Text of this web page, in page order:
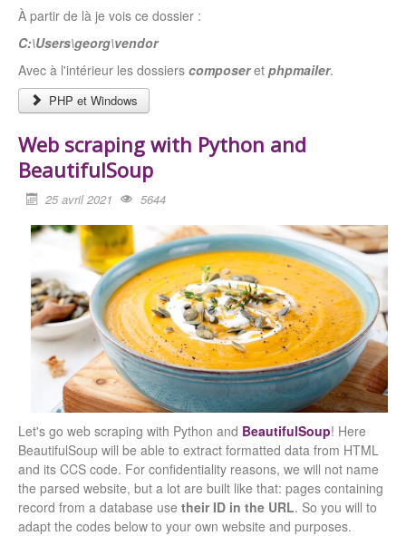
À partir de là je vois ce dossier :
C:\Users\georg\vendor
Avec à l'intérieur les dossiers composeret phpmailer.
PHP et Windows
Web scraping with Python and
BeautifulSoup
25 avril 2021 5644
Let's go web scraping with Python and BeautifulSoup! Here
BeautifulSoup will be able to extract formatted data from HTML
and its CCS code. For confidentiality reasons, we will not name
the parsed website, but a lot are built like that: pages containing
record from a database use their ID in the URL. So you will to
adapt the codes below to your own website and purposes.